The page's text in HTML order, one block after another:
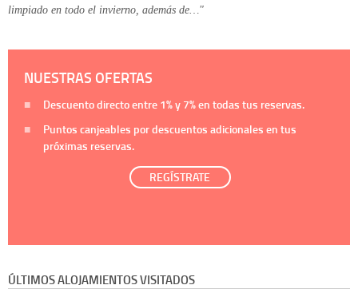
limpiado en todo el invierno, además de…"
NUESTRAS OFERTAS
Descuento directo entre 1%y 7%en todas tus reservas.
Puntos canjeables por descuentos adicionales en tus
próximas reservas.
REGÍSTRATE
ÚLTIMOS ALOJAMIENTOS VISITADOS